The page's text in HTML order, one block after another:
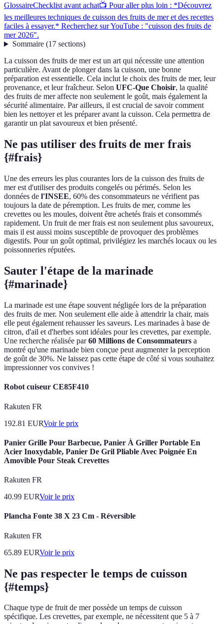
GlossaireChecklist avant achat📺 Pour aller plus loin : *Découvrez
les meilleures techniques de cuisson des fruits de mer et des recettes
faciles à essayer.* Recherchez sur YouTube : "cuisson des fruits de
mer 2026".
Sommaire(17 sections)
La cuisson des fruits de mer est un art qui nécessite une attention
particulière. Avant de plonger dans la cuisson, une bonne
préparation est essentielle. Cela inclut le choix des fruits de mer, leur
provenance, et leur fraîcheur. Selon UFC-Que Choisir, la qualité
des fruits de mer affecte non seulement le goût, mais également la
sécurité alimentaire. Par ailleurs, il est crucial de savoir comment
bien les nettoyer et les préparer avant la cuisson. Cela permettra de
garantir un plat savoureux et bien présenté.
Ne pas utiliser des fruits de mer frais
{#frais}
Une des erreurs les plus courantes lors de la cuisson des fruits de
mer est d'utiliser des produits congelés ou périmés. Selon les
données de l'INSEE, 60% des consommateurs ne vérifient pas
toujours la date de péremption. Les fruits de mer, comme les
crevettes ou les moules, doivent être achetés frais et consommés
rapidement. Un fruit de mer frais est non seulement plus savoureux,
mais il est aussi moins susceptible de provoquer des problèmes
digestifs. Pour un goût optimal, privilégiez les marchés locaux ou les
poissonneries réputées.
Sauter l'étape de la marinade
{#marinade}
La marinade est une étape souvent négligée lors de la préparation
des fruits de mer. Non seulement elle aide à attendrir la chair, mais
elle peut également rehausser les saveurs. Les marinades à base de
citron, d'ail et d'herbes sont idéales pour les crevettes, par exemple.
Une recherche réalisée par60 Millions de Consommateurs a
montré qu'une marinade bien conçue peut augmenter la perception
de goût de 30%. Ne laissez pas cette étape de côté si vous souhaitez
impressionner vos convives !
Robot cuiseur CE85F410
Rakuten FR
192.81 EURVoir le prix
Panier Grille Pour Barbecue, Panier À Griller Portable En
Acier Inoxydable, Panier De Gril Pliable Avec Poignée En
Amovible Pour Steak Crevettes
Rakuten FR
40.99 EURVoir le prix
Plancha Fonte 38 X 23 Cm - Réversible
Rakuten FR
65.89 EURVoir le prix
Ne pas respecter le temps de cuisson
{#temps}
Chaque type de fruit de mer possède un temps de cuisson
spécifique. Les crevettes, par exemple, ne nécessitent que 5 à 7